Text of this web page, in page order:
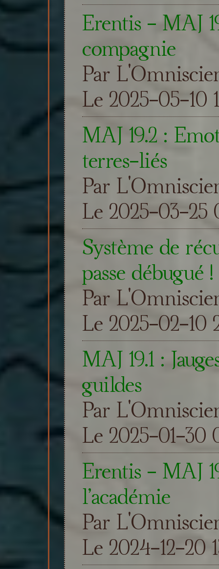
Erentis - MAJ
compagnie
Par
Le 2025-05-10
MAJ 19.2 :
terres-liés
Par
Le 2025-03-25
Système de
passe débugué !
Par
Le 2025-02-10
MAJ 19.1 :
guildes
Par
Le 2025-01-30
Erentis - MAJ
l’académie
Par
Le 2024-12-20